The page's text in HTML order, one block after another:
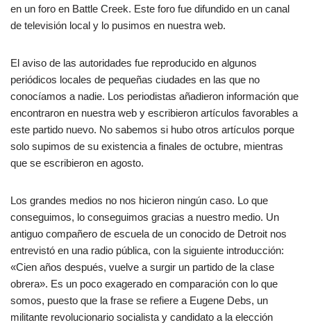
en un foro en Battle Creek. Este foro fue difundido en un canal
de televisión local y lo pusimos en nuestra web.
El aviso de las autoridades fue reproducido en algunos
periódicos locales de pequeñas ciudades en las que no
conocíamos a nadie. Los periodistas añadieron información que
encontraron en nuestra web y escribieron artículos favorables a
este partido nuevo. No sabemos si hubo otros artículos porque
solo supimos de su existencia a finales de octubre, mientras
que se escribieron en agosto.
Los grandes medios no nos hicieron ningún caso. Lo que
conseguimos, lo conseguimos gracias a nuestro medio. Un
antiguo compañero de escuela de un conocido de Detroit nos
entrevistó en una radio pública, con la siguiente introducción:
«Cien años después, vuelve a surgir un partido de la clase
obrera». Es un poco exagerado en comparación con lo que
somos, puesto que la frase se refiere a Eugene Debs, un
militante revolucionario socialista y candidato a la elección